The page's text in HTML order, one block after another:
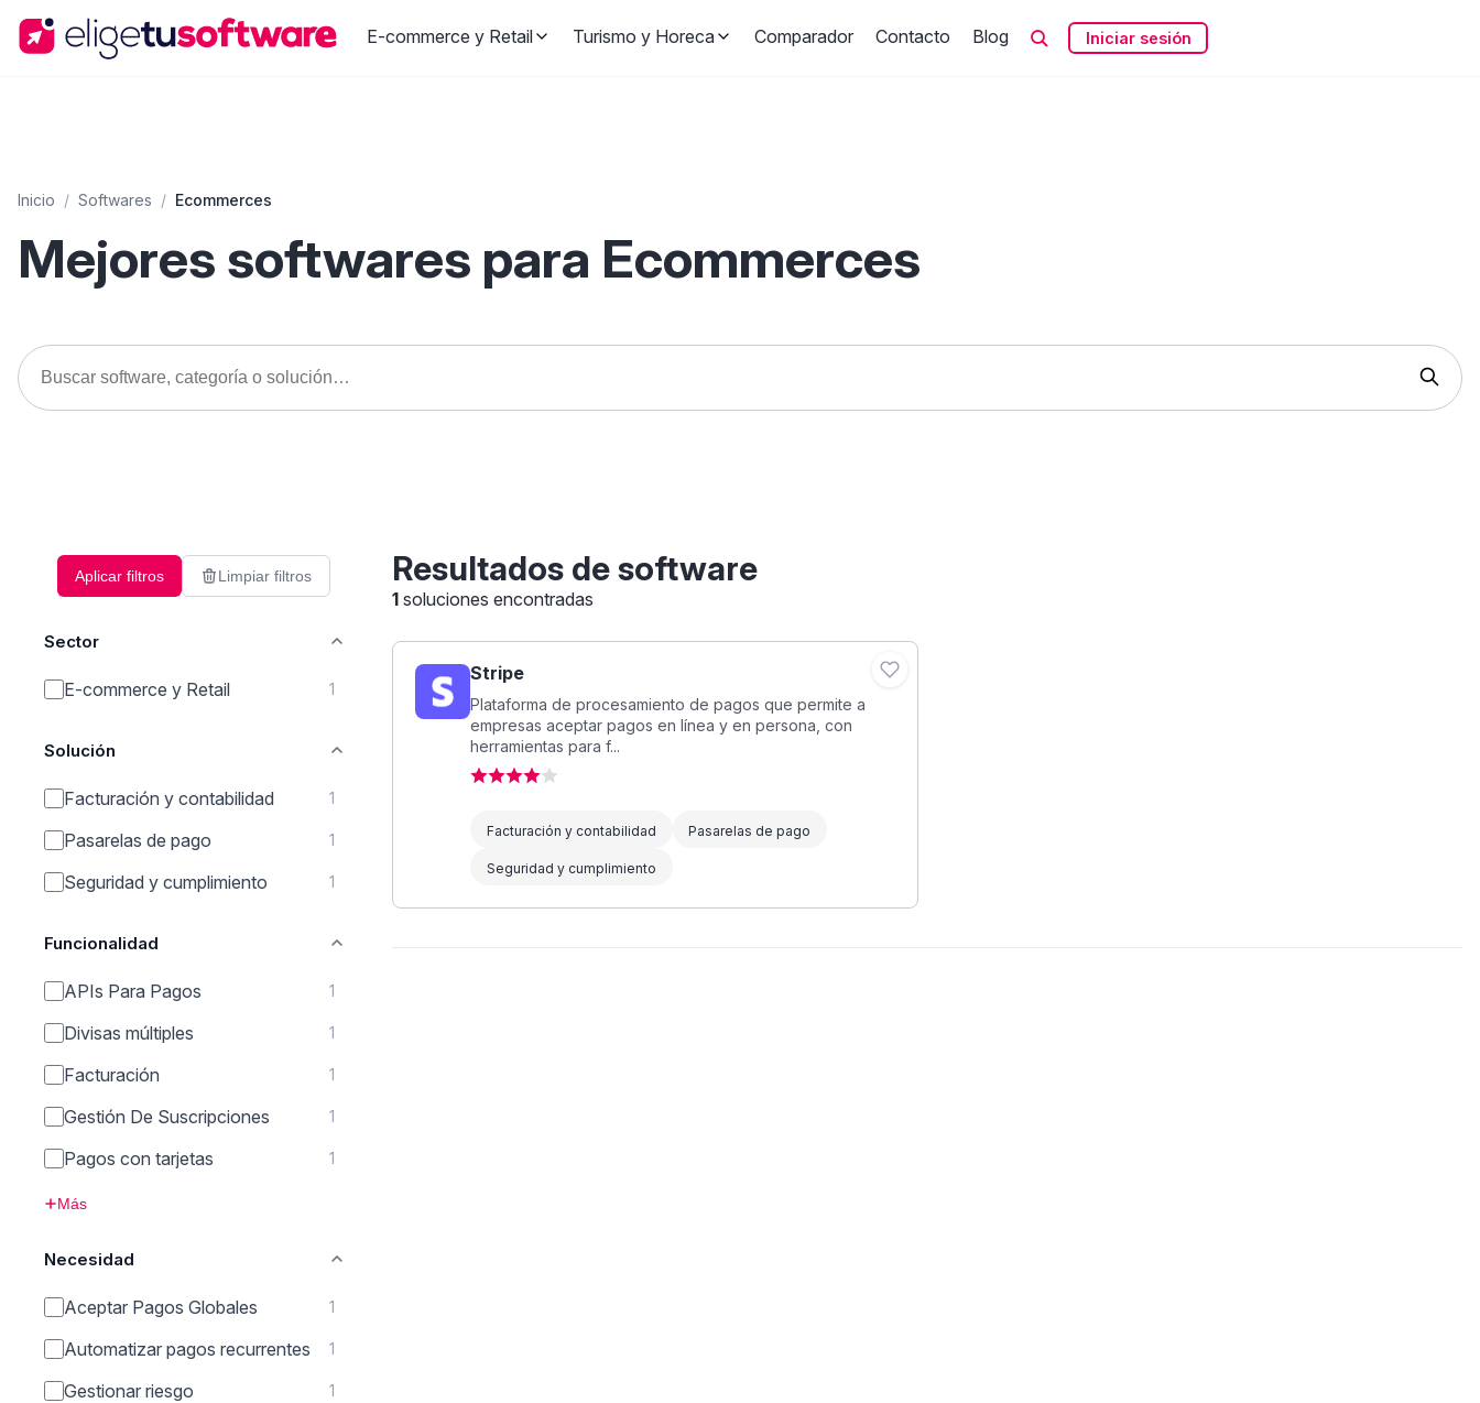
E-commerce y Retail Turismo y Horeca Comparador Contacto Blog Iniciar sesión
Inicio / Softwares / Ecommerces
Mejores softwares para Ecommerces
Aplicar filtros Limpiar filtros
Sector
E-commerce y Retail 1
Solución
Facturación y contabilidad 1
Pasarelas de pago 1
Seguridad y cumplimiento 1
Funcionalidad
APIs Para Pagos 1
Divisas múltiples 1
Facturación 1
Gestión De Suscripciones 1
Pagos con tarjetas 1
Más
Necesidad
Aceptar Pagos Globales 1
Automatizar pagos recurrentes 1
Gestionar riesgo 1
Resultados de software
1 soluciones encontradas
Stripe
Plataforma de procesamiento de pagos que permite a
empresas aceptar pagos en línea y en persona, con
herramientas para f...
Facturación y contabilidad Pasarelas de pago
Seguridad y cumplimiento